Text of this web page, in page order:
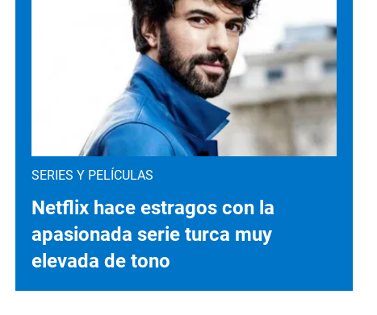
SERIES Y PELÍCULAS
Netflix hace estragos con la
apasionada serie turca muy
elevada de tono